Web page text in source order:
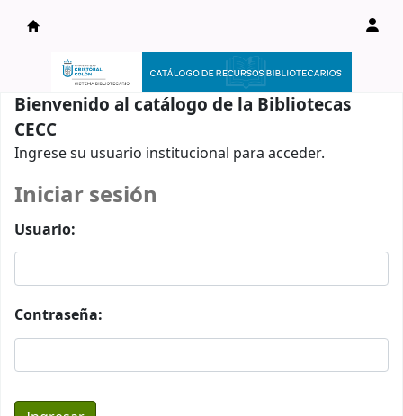
Catálogo en línea
Bienvenido al catálogo de la Bibliotecas
CECC
Ingrese su usuario institucional para acceder.
Iniciar sesión
Usuario:
Contraseña: